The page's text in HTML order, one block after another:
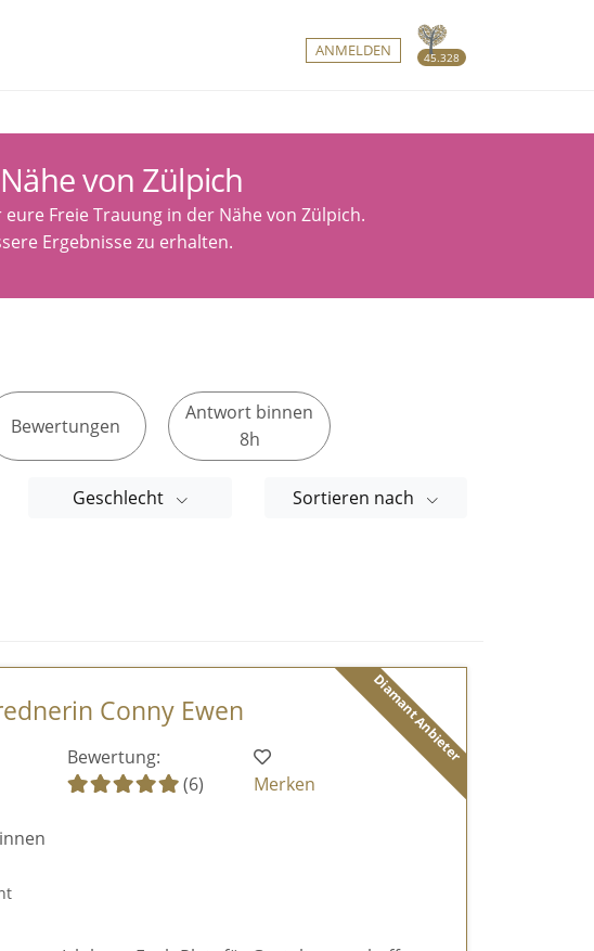
45.328
ANMELDEN
von Zülpich
Freie Trauung in der Nähe von Zülpich.
Ergebnisse zu erhalten.
Bewertungen
Antwort binnen
8h
Geschlecht Sortieren nach
Diamant Anbieter
Conny Ewen
Bewertung:
(6)
Merken